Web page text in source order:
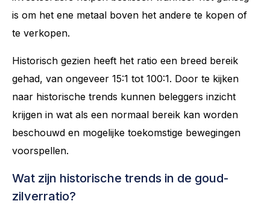
is om het ene metaal boven het andere te kopen of
te verkopen.
Historisch gezien heeft het ratio een breed bereik
gehad, van ongeveer 15:1 tot 100:1. Door te kijken
naar historische trends kunnen beleggers inzicht
krijgen in wat als een normaal bereik kan worden
beschouwd en mogelijke toekomstige bewegingen
voorspellen.
Wat zijn historische trends in de goud-
zilverratio?